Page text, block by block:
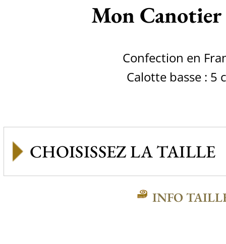
Mon Canotier
Confection en
Calotte basse : 5
INFO